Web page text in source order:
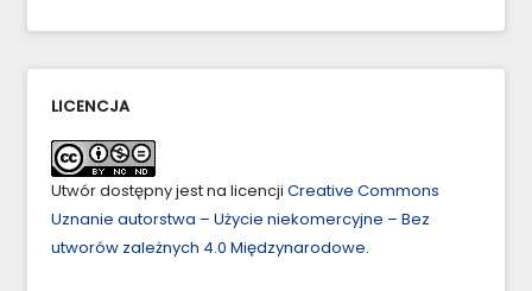
LICENCJA
Utwór dostępny jest na licencji Creative Commons
Uznanie autorstwa – Użycie niekomercyjne – Bez
utworów zależnych 4.0 Międzynarodowe.